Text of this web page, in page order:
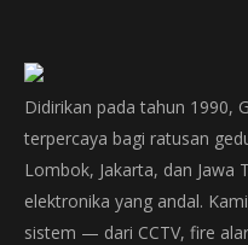
Didirikan pada tahun 1990,
terpercaya bagi ratusan
Lombok, Jakarta, dan Jawa
elektronika yang andal.
sistem — dari CCTV, fire